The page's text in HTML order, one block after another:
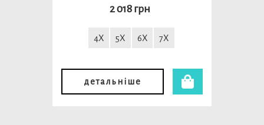
2 018 грн
4X 5X 6X 7X
детальніше